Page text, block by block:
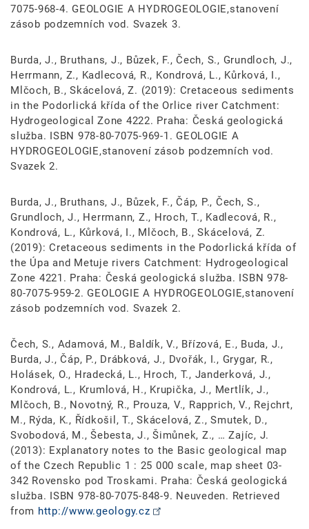
7075-968-4. GEOLOGIE A HYDROGEOLOGIE,stanovení
zásob podzemních vod. Svazek 3.
Burda, J., Bruthans, J., Bůzek, F., Čech, S., Grundloch, J.,
Herrmann, Z., Kadlecová, R., Kondrová, L., Kůrková, I.,
Mlčoch, B., Skácelová, Z. (2019): Cretaceous sediments
in the Podorlická křída of the Orlice river Catchment:
Hydrogeological Zone 4222. Praha: Česká geologická
služba. ISBN 978-80-7075-969-1. GEOLOGIE A
HYDROGEOLOGIE,stanovení zásob podzemních vod.
Svazek 2.
Burda, J., Bruthans, J., Bůzek, F., Čáp, P., Čech, S.,
Grundloch, J., Herrmann, Z., Hroch, T., Kadlecová, R.,
Kondrová, L., Kůrková, I., Mlčoch, B., Skácelová, Z.
(2019): Cretaceous sediments in the Podorlická křída of
the Úpa and Metuje rivers Catchment: Hydrogeological
Zone 4221. Praha: Česká geologická služba. ISBN 978-
80-7075-959-2. GEOLOGIE A HYDROGEOLOGIE,stanovení
zásob podzemních vod. Svazek 2.
Čech, S., Adamová, M., Baldík, V., Břízová, E., Buda, J.,
Burda, J., Čáp, P., Drábková, J., Dvořák, I., Grygar, R.,
Holásek, O., Hradecká, L., Hroch, T., Janderková, J.,
Kondrová, L., Krumlová, H., Krupička, J., Mertlík, J.,
Mlčoch, B., Novotný, R., Prouza, V., Rapprich, V., Rejchrt,
M., Rýda, K., Řídkošil, T., Skácelová, Z., Smutek, D.,
Svobodová, M., Šebesta, J., Šimůnek, Z., … Zajíc, J.
(2013): Explanatory notes to the Basic geological map
of the Czech Republic 1 : 25 000 scale, map sheet 03-
342 Rovensko pod Troskami. Praha: Česká geologická
služba. ISBN 978-80-7075-848-9. Neuveden. Retrieved
from http://www.geology.cz